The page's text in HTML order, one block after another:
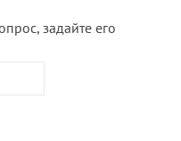
задайте его